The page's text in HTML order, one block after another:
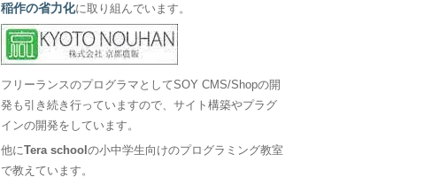
稲作の省力化に取り組んでいます。
フリーランスのプログラマとしてSOY CMS/Shopの開
発も引き続き行っていますので、サイト構築やプラグ
インの開発をしています。
他にTera schoolの小中学生向けのプログラミング教室
で教えています。